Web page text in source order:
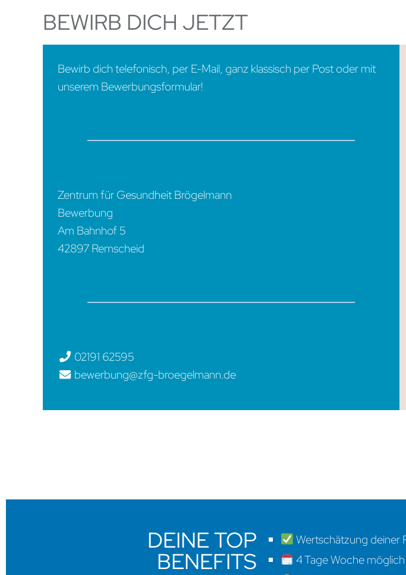
BEWIRB DICH JETZT
Bewirb dich telefonisch, per E-Mail, ganz klassisch per Post oder mit
unserem Bewerbungsformular!
Zentrum für Gesundheit Brögelmann
Bewerbung
Am Bahnhof 5
42897 Remscheid
02191 62595
bewerbung@zfg-broegelmann.de
DEINE TOP
BENEFITS
Wertschätzung deiner
4 Tage Woche möglich